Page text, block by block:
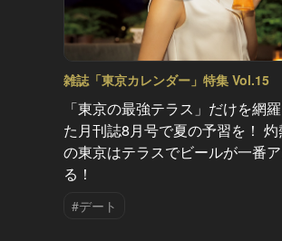
雑誌「東京カレンダー」特集 Vol.15
「東京の最強テラス」だけを網
た月刊誌8月号で夏の予習を！
の東京はテラスでビールが一番
る！
#デート